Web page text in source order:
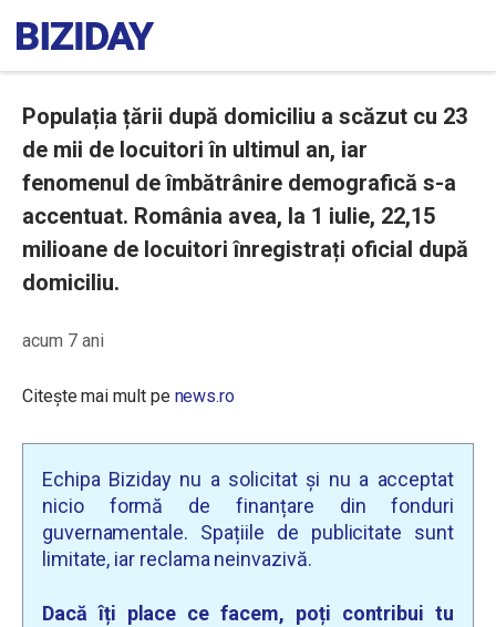
Populația țării după domiciliu a scăzut cu 23
de mii de locuitori în ultimul an, iar
fenomenul de îmbătrânire demografică s-a
accentuat. România avea, la 1 iulie, 22,15
milioane de locuitori înregistrați oficial după
domiciliu.
acum 7 ani
Citește mai mult pe news.ro
Echipa Biziday nu a solicitat și nu a acceptat
nicio formă de finanțare din fonduri
guvernamentale. Spațiile de publicitate sunt
limitate, iar reclama neinvazivă.
Dacă îți place ce facem, poți contribui tu